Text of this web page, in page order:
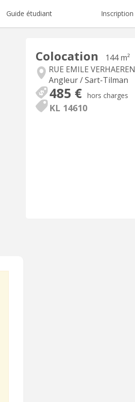
Guide étudiant Inscription
Colocation
144 m²
RUE EMILE VERHAEREN
Angleur / Sart-Tilman
485 € hors charges
KL 14610